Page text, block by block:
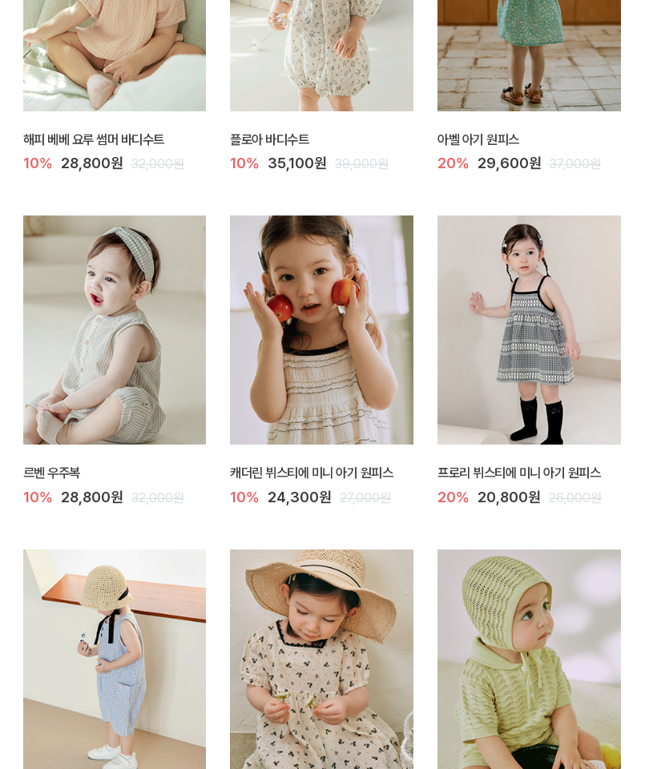
해피 베베 요루 썸머 바디수트
10% 28,800원 32,000원
플로아 바디수트
10% 35,100원 39,000원
아벨 아기 원피스
20% 29,600원 37,000원
르벤 우주복
10% 28,800원 32,000원
캐더린 뷔스티에 미니 아기 원피스
10% 24,300원 27,000원
프로리 뷔스티에 미니 아기 원피스
20% 20,800원 26,000원